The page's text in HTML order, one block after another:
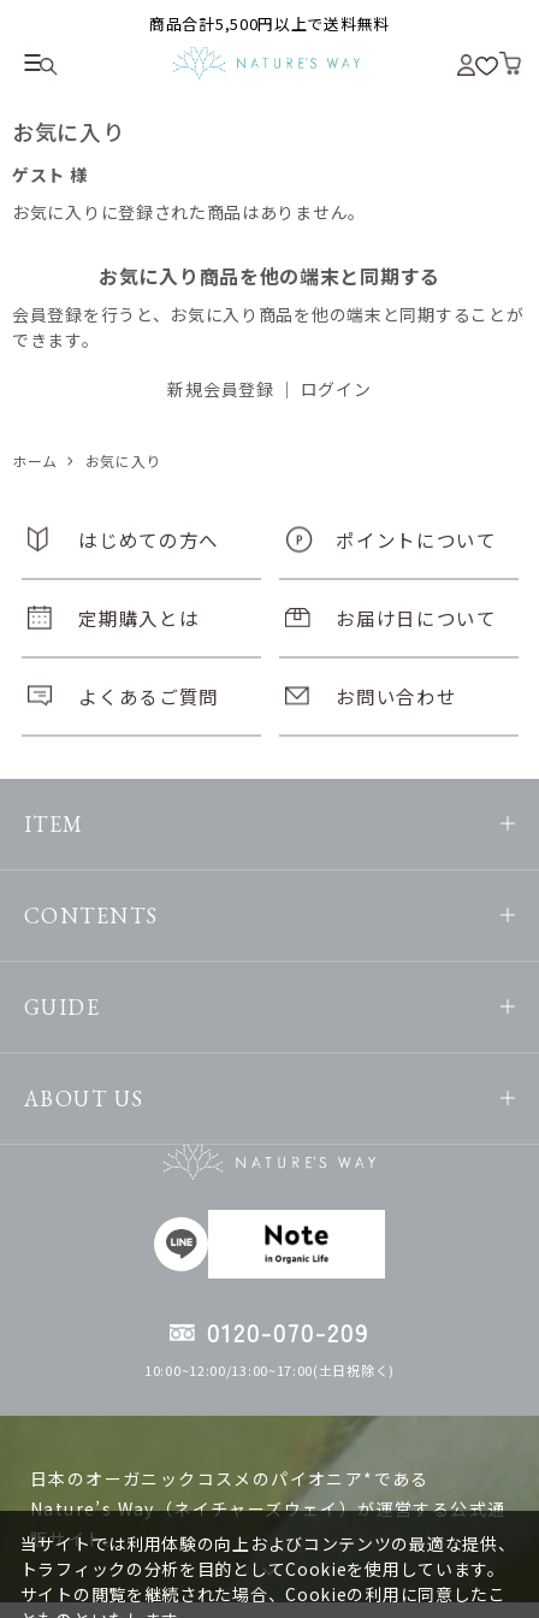
商品合計5,500円以上で送料無料
お気に入り
ゲスト 様
お気に入りに登録された商品はありません。
ホーム お気に入り
お気に入り商品を他の端末と同期する
会員登録を行うと、お気に入り商品を他の端末と同期することが
できます。
新規会員登録 ｜ ログイン
はじめての方へ ポイントについて
定期購入とは お届け日について
よくあるご質問 お問い合わせ
ITEM
CONTENTS
GUIDE
ABOUT US
0120-070-209
10:00~12:00/13:00~17:00(土日祝除く)
日本のオーガニックコスメのパイオニア*である
Nature’s Way（ネイチャーズウェイ）が運営する公式通
販サイト。
ネイチャーズウェイの製品は日本で作る、日本人の肌に
当サイトでは利用体験の向上およびコンテンツの最適な提供、
トラフィックの分析を目的としてCookieを使用しています。
サイトの閲覧を継続された場合、Cookieの利用に同意したこ